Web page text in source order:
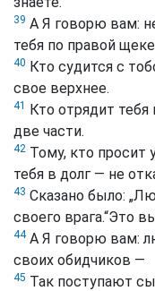
39 А Я говорю вам:
тебя по правой
40 Кто судится с
свое верхнее.
41
Кто отрядит тебя
две части.
42 Тому, кто просит
тебя в долг — не
43 Сказано было:
своего врага.“Это
44А Я говорю вам:
своих обидчиков —
45 Так поступают